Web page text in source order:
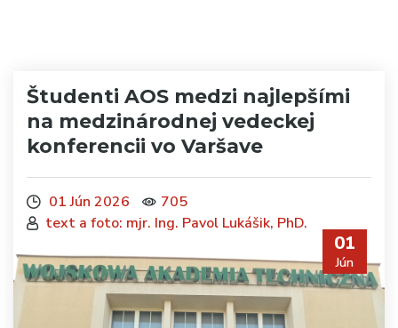
Študenti AOS medzi najlepšími
na medzinárodnej vedeckej
konferencii vo Varšave
01 Jún 2026
705
text a foto: mjr. Ing. Pavol Lukášik, PhD.
01
Jún